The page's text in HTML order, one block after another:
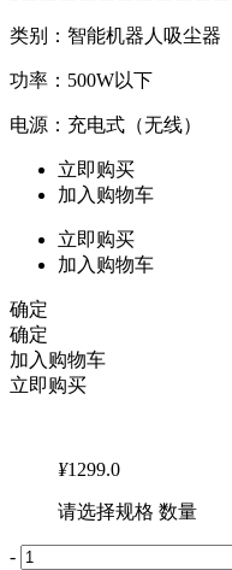
类别：智能机器人吸尘器
功率：500W以下
电源：充电式（无线）
立即购买
加入购物车
立即购买
加入购物车
确定
确定
加入购物车
立即购买
¥1299.0
请选择规格 数量
-